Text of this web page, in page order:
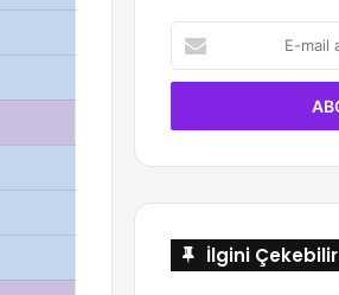
mail
adresini
İlgini Çekebilir